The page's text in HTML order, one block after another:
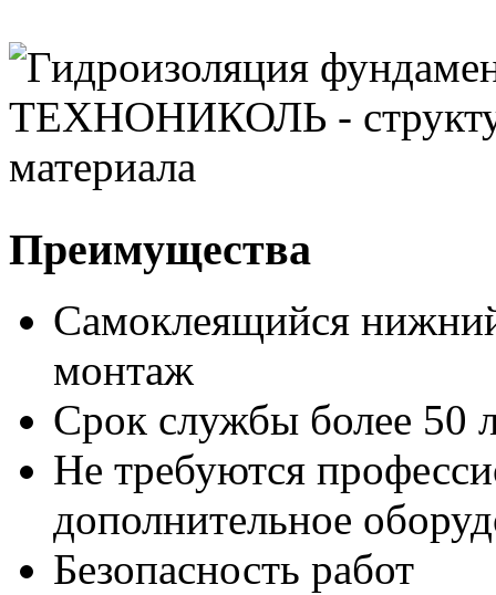
Преимущества
Самоклеящийся
монтаж
Срок службы более 50
Не требуются
дополнительное
Безопасность работ